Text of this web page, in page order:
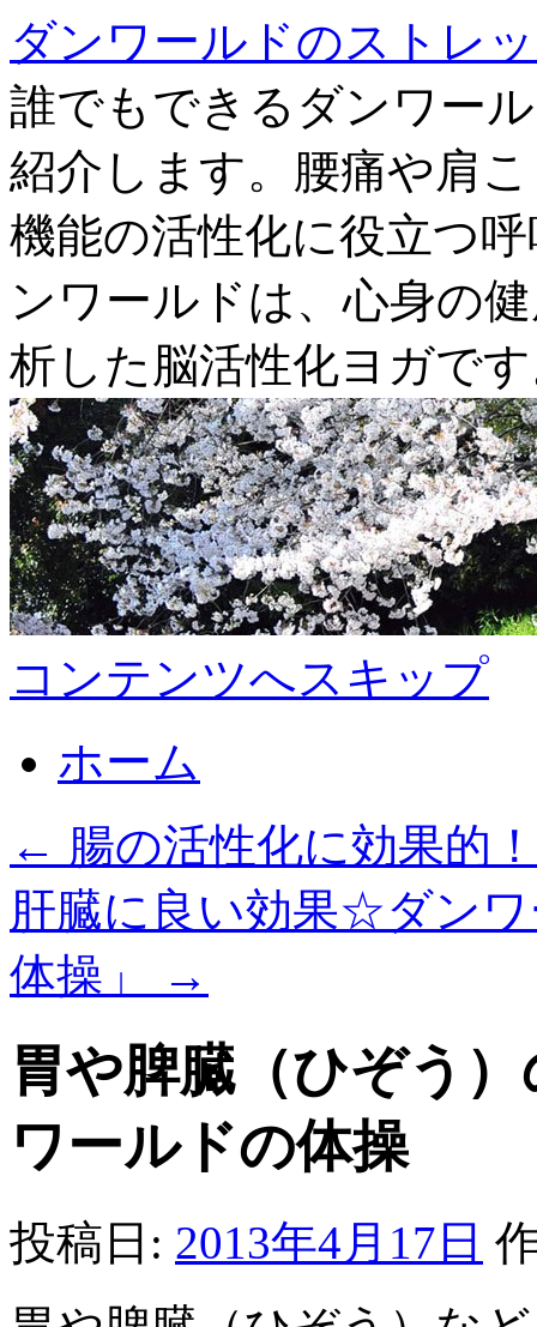
ダンワールドのストレ
誰でもできるダンワー
紹介します。腰痛や肩
機能の活性化に役立つ
ンワールドは、心身の
析した脳活性化ヨガで
コンテンツへスキップ
ホーム
← 腸の活性化に効果的
肝臓に良い効果☆ダン
体操」
→
胃や脾臓（ひぞう
ワールドの体操
投稿日: 2013年4月17日